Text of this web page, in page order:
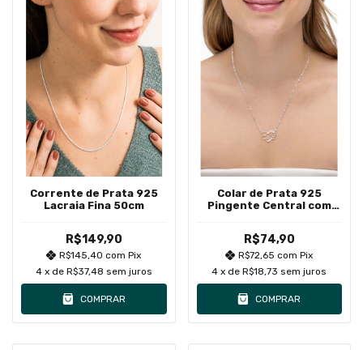
Corrente de Prata 925
Lacraia Fina 50cm
R$149,90
R$145,40com Pix
4 x de R$37,48 sem juros
COMPRAR
Colar de Prata 925
Pingente Central com
R$74,90
R$72,65com Pix
4 x deR$18,73 sem juros
COMPRAR